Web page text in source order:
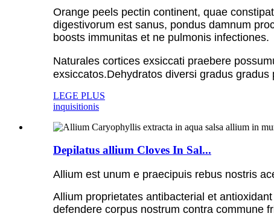
Orange peels pectin continent, quae
digestivorum est sanus, pondus damnum
boosts immunitas et ne pulmonis infectiones.
Naturales cortices exsiccati praebere
exsiccatos.Dehydratos diversi gradus
LEGE PLUS
inquisitionis
Depilatus allium Cloves In Sal...
Allium est unum e praecipuis rebus nostris
Allium proprietates antibacterial et
defendere corpus nostrum contra commune